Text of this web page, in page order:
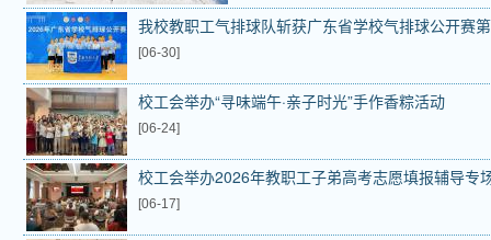
校工会组织教职工和先进人物代表赴信宜开展乡村疗休养活动
我校教职工气排球队斩获广东省学校气排球公开赛
[06-30]
校工会举办“寻味端午·亲子时光”手作香粽活动
[06-24]
校工会举办2026年教职工子弟高考志愿填报辅导专
[06-17]